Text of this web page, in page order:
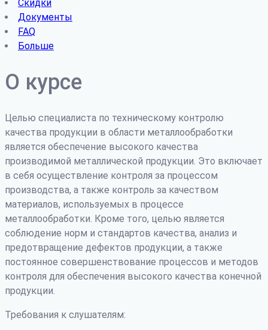
Скидки
Документы
FAQ
Больше
О курсе
Целью специалиста по техническому контролю
качества продукции в области металлообработки
является обеспечение высокого качества
производимой металлической продукции. Это включает
в себя осуществление контроля за процессом
производства, а также контроль за качеством
материалов, используемых в процессе
металлообработки. Кроме того, целью является
соблюдение норм и стандартов качества, анализ и
предотвращение дефектов продукции, а также
постоянное совершенствование процессов и методов
контроля для обеспечения высокого качества конечной
продукции.
Требования к слушателям: